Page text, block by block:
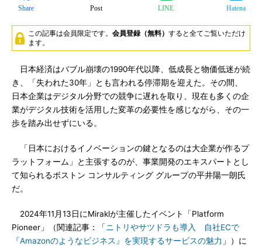
Share Post LINE Hatena
この記事は会員限定です。 会員登録（無料） すると全てご覧いただけ
ます。
日本経済はバブル崩壊の1990年代以降、低成長と物価低迷が続
き、「失われた30年」とも言われる停滞期を迎えた。その間、
日本企業はデジタル分野での競争に遅れを取り、現在も多くの企
業がデジタル技術を活用した変革の必要性を感じながら、その一
歩を踏み出せずにいる。
「日本におけるイノベーションの鍵となるのは大企業が作るプ
ラットフォーム」と主張するのが、事業開発のエキスパートとし
て知られるボストン コンサルティング グループの平井陽一朗氏
だ。
2024年11月13日にMiraklが主催したイベント「Platform
Pioneer」（関連記事：「ニトリやサツドラも導入 自社ECで
『Amazonのようなビジネス』を実現するサービスの魅力 」）に